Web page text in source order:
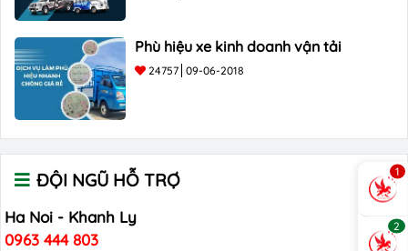
Phù hiệu xe kinh doanh vận tải
24757 09-06-2018
ĐỘI NGŨ HỖ TRỢ
Ha Noi - Khanh Ly
0963 444 803
1
2